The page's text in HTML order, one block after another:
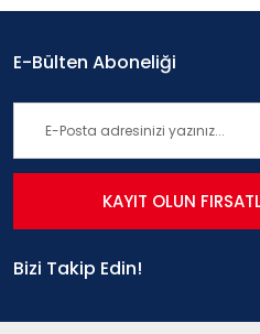
E-Bülten Aboneliği
KAYIT OLUN
Bizi Takip Edin!